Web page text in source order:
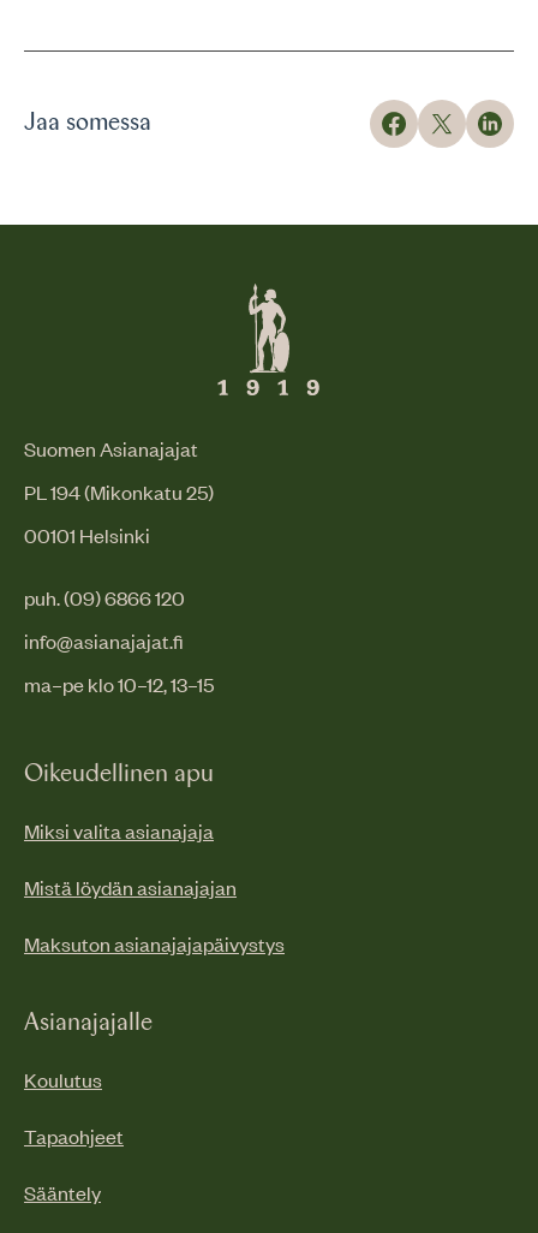
Jaa somessa
Suomen Asianajajat
PL 194 (Mikonkatu 25)
00101 Helsinki
puh. (09) 6866 120
info@asianajajat.fi
ma–pe klo 10–12, 13–15
Oikeudellinen apu
Miksi valita asianajaja
Mistä löydän asianajajan
Maksuton asianajajapäivystys
Asianajajalle
Koulutus
Tapaohjeet
Sääntely